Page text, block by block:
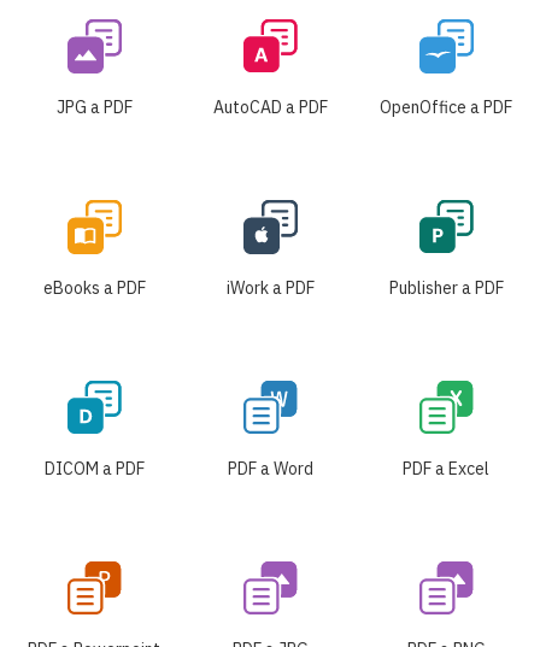
JPG a PDF AutoCAD a PDF OpenOffice a PDF
eBooks a PDF iWork a PDF Publisher a PDF
DICOM a PDF PDF a Word PDF a Excel